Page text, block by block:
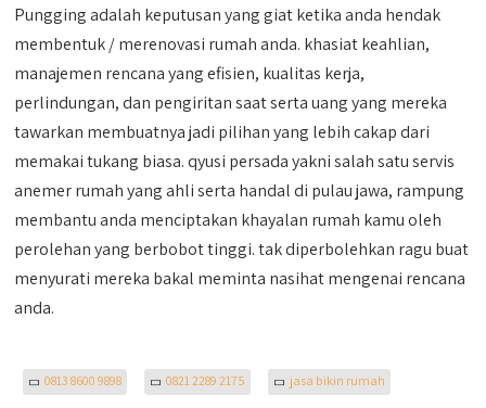
Pungging adalah keputusan yang giat ketika anda hendak
membentuk / merenovasi rumah anda. khasiat keahlian,
manajemen rencana yang efisien, kualitas kerja,
perlindungan, dan pengiritan saat serta uang yang mereka
tawarkan membuatnya jadi pilihan yang lebih cakap dari
memakai tukang biasa. qyusi persada yakni salah satu servis
anemer rumah yang ahli serta handal di pulau jawa, rampung
membantu anda menciptakan khayalan rumah kamu oleh
perolehan yang berbobot tinggi. tak diperbolehkan ragu buat
menyurati mereka bakal meminta nasihat mengenai rencana
anda.
0813 8600 9898 0821 2289 2175 jasa bikin rumah